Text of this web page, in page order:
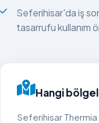
Seferihisar'da iş
tasarrufu kullanım
Hangi
Seferihisar